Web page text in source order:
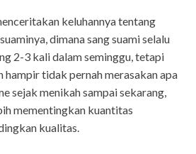
keluhannya tentang
dimana sang suami selalu
2-3 kali dalam seminggu, tetapi
hampir tidak pernah merasakan apa
sejak menikah sampai sekarang,
mementingkan kuantitas
kualitas.